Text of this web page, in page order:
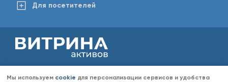
Для посетителей
является публичной офертой, определяемой положениями Статьи 437 Гражданского кодекса РФ.
Мы используем cookie для персонализации сервисов и удобства